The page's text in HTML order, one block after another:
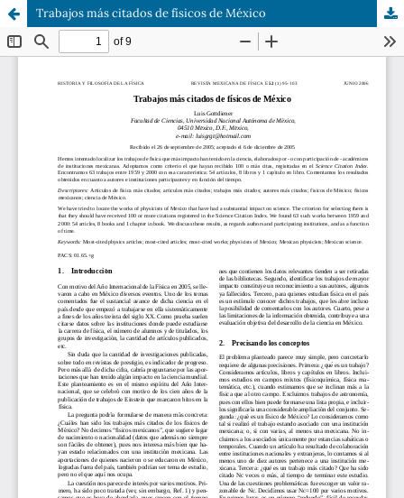
Trabajos más citados de físicos de México